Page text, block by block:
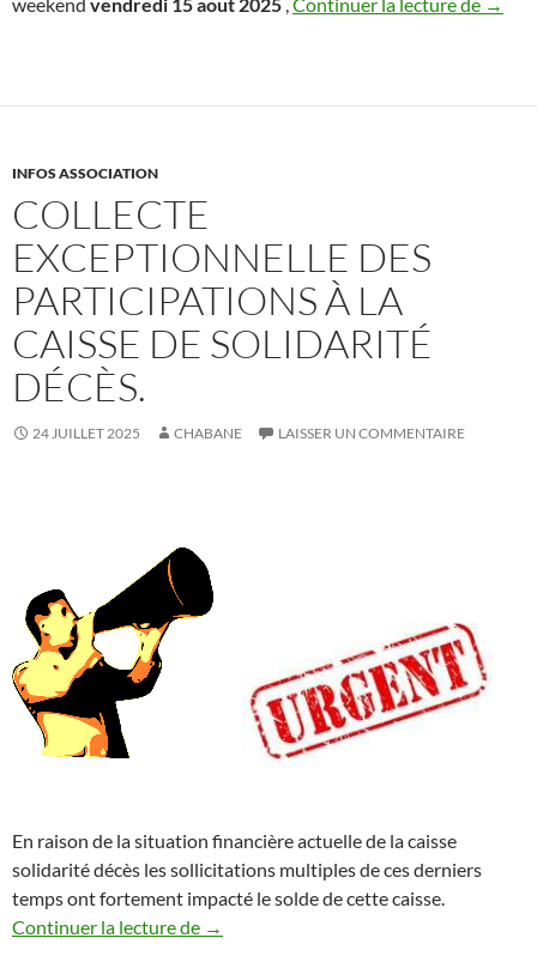
INFOS ASSOCIATION
COLLECTE
EXCEPTIONNELLE DES
PARTICIPATIONS À LA
CAISSE DE SOLIDARITÉ
DÉCÈS.
24 JUILLET 2025 CHABANE LAISSER UN COMMENTAIRE
En raison de la situation financière actuelle de la caisse
solidarité décès les sollicitations multiples de ces derniers
temps ont fortement impacté le solde de cette caisse.
Continuer la lecture de
Collecte Exceptionnelle des
→